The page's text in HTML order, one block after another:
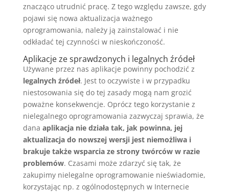
znacząco utrudnić pracę. Z tego względu zawsze, gdy
pojawi się nowa aktualizacja ważnego
oprogramowania, należy ją zainstalować i nie
odkładać tej czynności w nieskończoność.
Aplikacje ze sprawdzonych i legalnych źródeł
Używane przez nas aplikacje powinny pochodzić z
legalnych źródeł. Jest to oczywiste i w przypadku
niestosowania się do tej zasady mogą nam grozić
poważne konsekwencje. Oprócz tego korzystanie z
nielegalnego oprogramowania zazwyczaj sprawia, że
dana aplikacja nie działa tak, jak powinna, jej
aktualizacja do nowszej wersji jest niemożliwa i
brakuje także wsparcia ze strony twórców w razie
problemów. Czasami może zdarzyć się tak, że
zakupimy nielegalne oprogramowanie nieświadomie,
korzystając np. z ogólnodostępnych w Internecie